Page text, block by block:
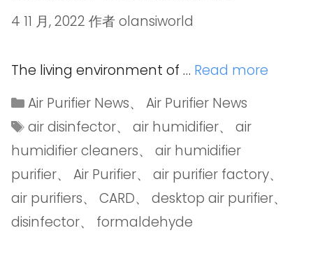
4 11 月, 2022 作者olansiworld
The living environment of … Read more
Air Purifier News、Air Purifier News
air disinfector、air humidifier、air
humidifier cleaners、 air humidifier
purifier、 Air Purifier、 air purifier factory、
air purifiers、 CARD、 desktop air purifier、
disinfector、 formaldehyde